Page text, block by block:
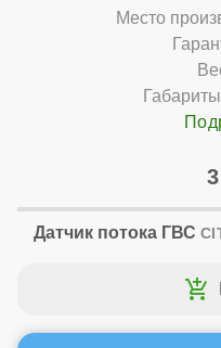
Место
Датчик потока ГВС